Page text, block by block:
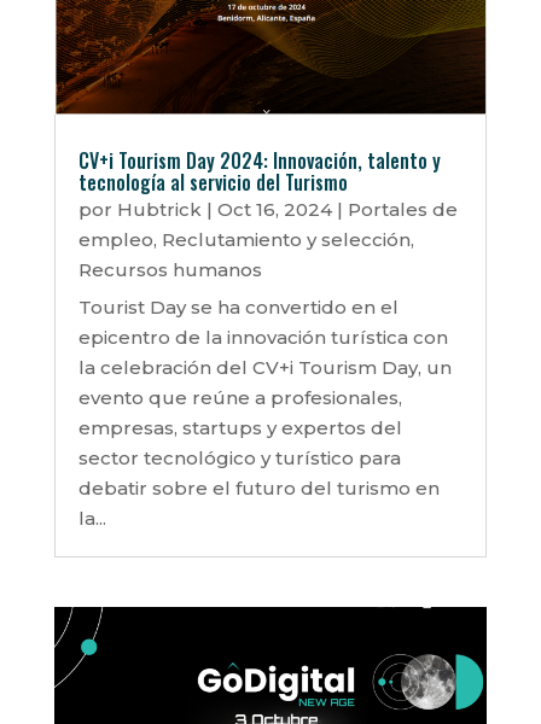
CV+i Tourism Day 2024: Innovación, talento y
tecnología al servicio del Turismo
por Hubtrick | Oct 16, 2024| Portales de
empleo, Reclutamiento y selección,
Recursos humanos
Tourist Day se ha convertido en el
epicentro de la innovación turística con
la celebración del CV+i Tourism Day, un
evento que reúne a profesionales,
empresas, startups y expertos del
sector tecnológico y turístico para
debatir sobre el futuro del turismo en
la...